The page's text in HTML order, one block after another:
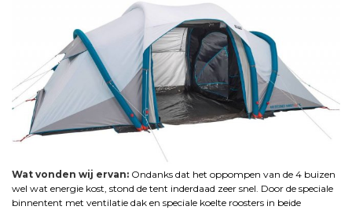
Wat vonden wij ervan: Ondanks dat het oppompen van de 4 buizen
wel wat energie kost, stond de tent inderdaad zeer snel. Door de speciale
binnentent met ventilatie dak en speciale koelte roosters in beide